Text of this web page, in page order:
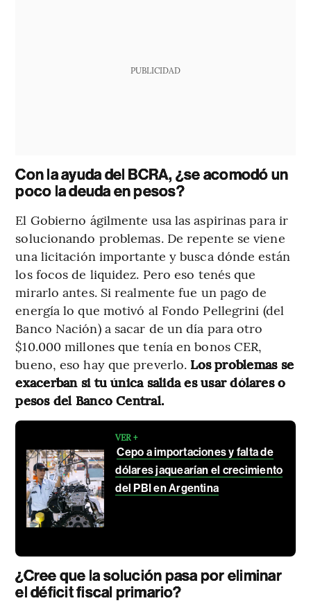
PUBLICIDAD
Con la ayuda del BCRA, ¿se acomodó un
poco la deuda en pesos?
El Gobierno ágilmente usa las aspirinas para ir
solucionando problemas. De repente se viene
una licitación importante y busca dónde están
los focos de liquidez. Pero eso tenés que
mirarlo antes. Si realmente fue un pago de
energía lo que motivó al Fondo Pellegrini (del
Banco Nación) a sacar de un día para otro
$10.000 millones que tenía en bonos CER,
bueno, eso hay que preverlo. Los problemas se
exacerban si tu única salida es usar dólares o
pesos del Banco Central.
VER +
Cepo a importaciones y falta de
dólares jaquearían el crecimiento
del PBI en Argentina
¿Cree que la solución pasa por eliminar
el déficit fiscal primario?